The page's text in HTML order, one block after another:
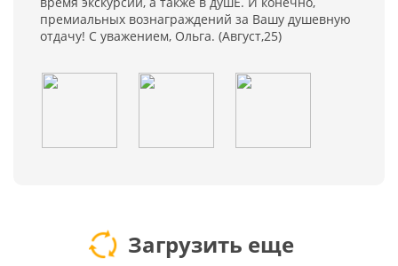
премиальных вознаграждений за Вашу душевную
отдачу! С уважением, Ольга. (Август,25)
Загрузить еще